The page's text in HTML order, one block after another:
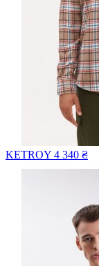
KETROY 4 340 ₴